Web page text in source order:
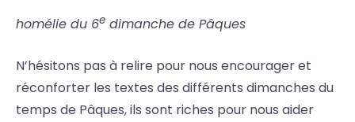
homélie du 6e dimanche de Pâques
N’hésitons pas à relire pour nous encourager et
réconforter les textes des différents dimanches du
temps de Pâques, ils sont riches pour nous aider